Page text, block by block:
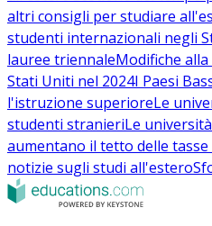
altri consigli per studiare
studenti internazionali negli
lauree triennaleModifiche
Stati Uniti nel 2024I Paesi
l'istruzione superioreLe
studenti stranieriLe
aumentano il tetto delle tasse
notizie sugli studi all'estero